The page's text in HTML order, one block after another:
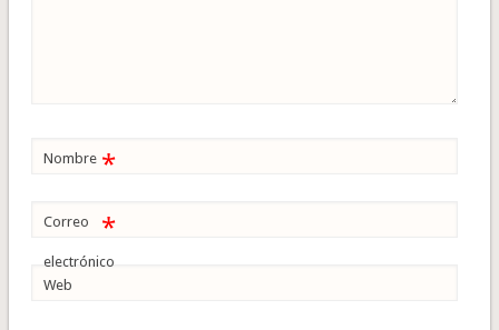
Nombre *
Correo
electrónico
*
Web